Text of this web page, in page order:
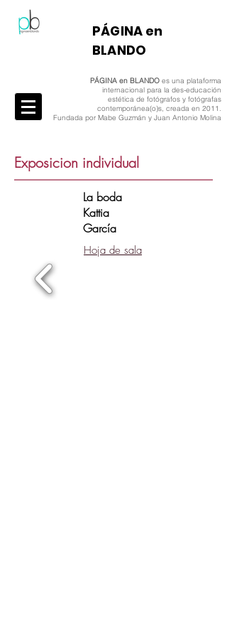
​PÁGINA en
BLANDO
PÁGINA en BLANDO es una plataforma
internacional para la des-educación
estética de fotógrafos y fotógrafas
contemporánea(o)s, creada en 2011.
Fundada por Mabe Guzmán y Juan Antonio Molina
Exposicion individual
La boda
Kattia
García
Hoja de sala